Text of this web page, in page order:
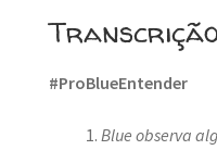
#ProBlueEntender
Blue observa